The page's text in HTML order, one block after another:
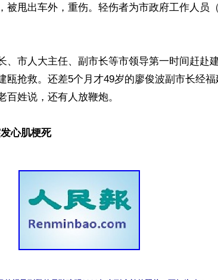
被甩出车外，重伤。轻伤者为市政府工作人员
、市人大主任、副市长等市领导第一时间赶赴
瓯抢救。还差5个月才49岁的廖俊波副市长经
姓说，还有人放鞭炮。
心肌梗死